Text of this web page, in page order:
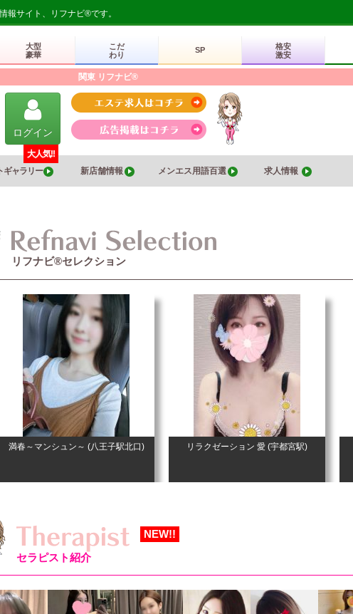
報サイト、リフナビ®です。
大型
豪華
こだ
わり
SP
格安
激安
関東 リフナビ®
ログイン
ギャラリー
大人気!!
新店舗情報
メンエス用語百選 求人情報
リフナビ®セレクション
満春～マンシュン～ (八王子駅北口) リラクゼーション 愛 (宇都宮駅)
NEW!!
セラピスト紹介